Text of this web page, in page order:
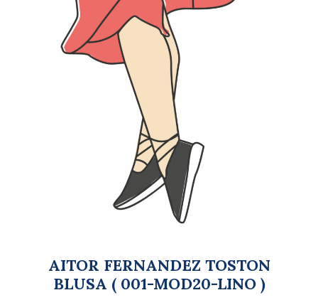
AITOR FERNANDEZ TOSTON
BLUSA ( 001-MOD20-LINO )